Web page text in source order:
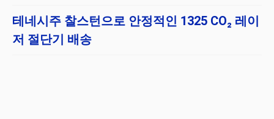
테네시주 찰스턴으로 안정적인 1325 CO₂ 레이
저 절단기 배송